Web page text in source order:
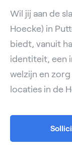
Wil jij aan de
Hoecke) in
biedt, vanuit
identiteit, een
welzijn en
locaties in de